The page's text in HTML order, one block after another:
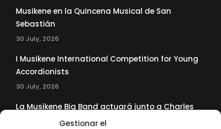
Gestionar el
Musikene en la Quincena Musical de San
Sebastián
30 July, 2026
I Musikene International Competition for Young
Accordionists
30 July, 2026
La Musikene Big Band actuará junto a Charles
Tolliver en el 61 Jazzaldia